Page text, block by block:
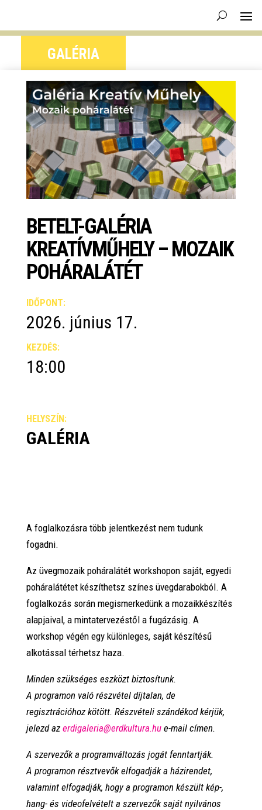
GALÉRIA
BETELT-GALÉRIA
KREATÍVMŰHELY – MOZAIK
POHÁRALÁTÉT
IDŐPONT:
2026. június 17.
KEZDÉS:
18:00
HELYSZÍN:
GALÉRIA
A foglalkozásra több jelentkezést nem tudunk
fogadni.
Az üvegmozaik poháralátét workshopon saját, egyedi
poháralátétet készíthetsz színes üvegdarabokból. A
foglalkozás során megismerkedünk a mozaikkészítés
alapjaival, a mintatervezéstől a fugázásig. A
workshop végén egy különleges, saját készítésű
alkotással térhetsz haza.
Minden szükséges eszközt biztosítunk.
A programon való részvétel díjtalan, de
regisztrációhoz kötött. Részvételi szándékod kérjük,
jelezd az erdigaleria@erdkultura.hue-mail címen.
A szervezők a programváltozás jogát fenntartják.
A programon résztvevők elfogadják a házirendet,
valamint elfogadják, hogy a programon készült kép-,
hang- és videofelvételt a szervezők saját nyilvános